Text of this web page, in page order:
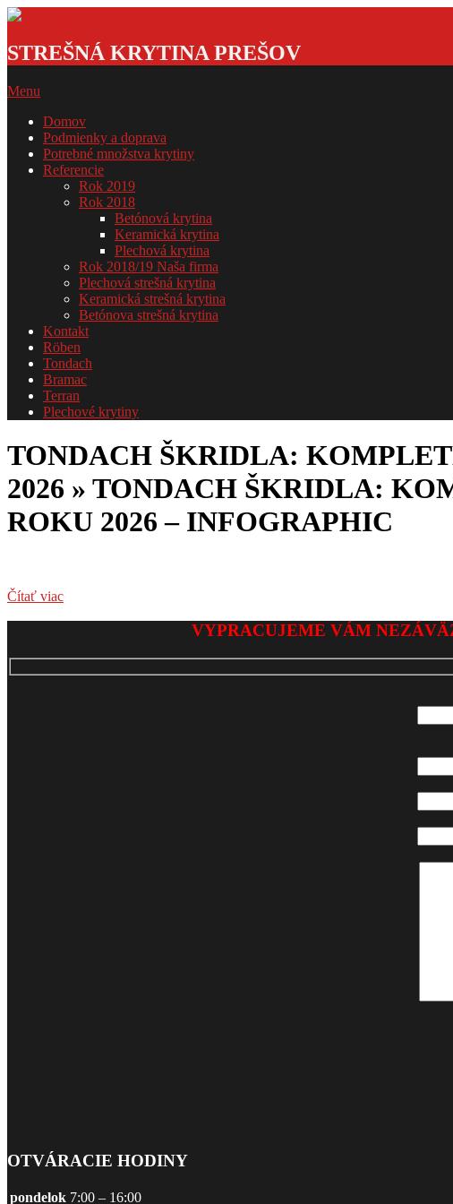
Skip
content
krytina
GSDOM
STREŠNÁ KRYTINA PREŠOV
Primary
Menu
Menu
Domov
Podmienky a doprava
Potrebné množstva krytiny
Referencie
Rok 2019
Rok 2018
Betónová krytina
Keramická krytina
Plechová krytina
Rok 2018/19 Naša firma
Plechová strešná krytina
Keramická strešná krytina
Betónova strešná krytina
Kontakt
Röben
Tondach
Bramac
Terran
Plechové krytiny
TONDACH ŠKRIDLA:
2026 » TONDACH ŠKRIDLA:
ROKU 2026 – INFOGRAPHIC
Čítať viac
2026-
08
VYPRACUJEME VÁM
OTVÁRACIE HODINY
pondelok 7:00 – 16:00